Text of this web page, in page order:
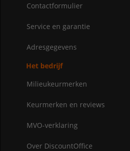
Contactformulier
Service en garantie
Adresgegevens
Het bedrijf
Milieukeurmerken
Keurmerken en reviews
MVO-verklaring
Over DiscountOffice